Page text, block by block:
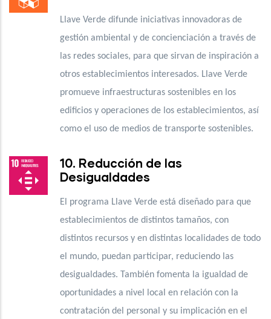
Llave Verde difunde iniciativas innovadoras de
gestión ambiental y de concienciación a través de
las redes sociales, para que sirvan de inspiración a
otros establecimientos interesados. Llave Verde
promueve infraestructuras sostenibles en los
edificios y operaciones de los establecimientos, así
como el uso de medios de transporte sostenibles.
10. Reducción de las
Desigualdades
El programa Llave Verde está diseñado para que
establecimientos de distintos tamaños, con
distintos recursos y en distintas localidades de todo
el mundo, puedan participar, reduciendo las
desigualdades. También fomenta la igualdad de
oportunidades a nivel local en relación con la
contratación del personal y su implicación en el